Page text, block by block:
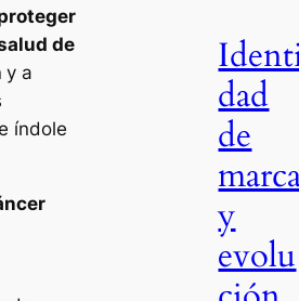
de
y a
índole
dad
de
y
evolu